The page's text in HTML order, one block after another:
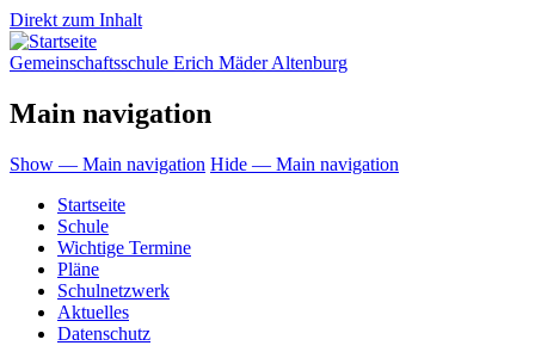
Direkt zum Inhalt
Gemeinschaftsschule Erich Mäder Altenburg
Main navigation
Show — Main navigation Hide — Main navigation
Startseite
Schule
Wichtige Termine
Pläne
Schulnetzwerk
Aktuelles
Datenschutz